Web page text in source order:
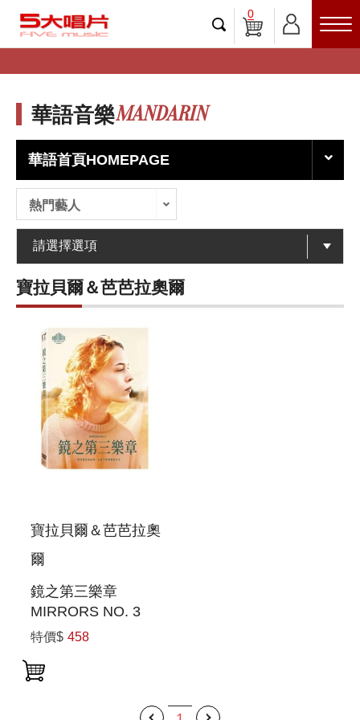
0
華語音樂MANDARIN
華語首頁HOMEPAGE
熱門藝人
寶拉貝爾＆芭芭拉奧爾
寶拉貝爾＆芭芭拉奧
爾
鏡之第三樂章
MIRRORS NO. 3
特價$ 458